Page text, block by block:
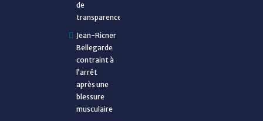
de
transparence
Jean-Ricner
Bellegarde
contraint à
l’arrêt
après une
blessure
musculaire